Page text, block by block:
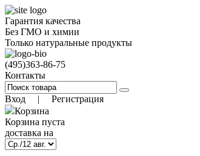
Гарантия качества
Без ГМО и химии
Только натуральные продукты
(495)363-86-75
Контакты
Вход | Регистрация
Корзина
Корзина пуста
доставка на